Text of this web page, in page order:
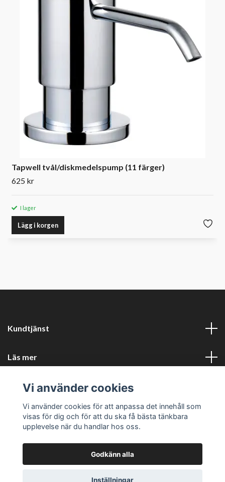
Tapwell tvål/diskmedelspump (11 färger)
625 kr
I lager
Lägg i korgen
Kundtjänst
Läs mer
Sociala medier
Företagsuppgifter
Vi använder cookies
Vi använder cookies för att anpassa det innehåll som
visas för dig och för att du ska få bästa tänkbara
upplevelse när du handlar hos oss.
Godkänn alla
Inställningar